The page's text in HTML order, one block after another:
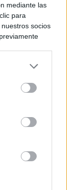
mediante las
para
socios
algún
de
se aplicarán
sitio web o